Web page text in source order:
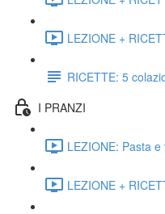
LEZIONE +
RICETTE: 5
I PRANZI
LEZIONE: Pasta
LEZIONE +